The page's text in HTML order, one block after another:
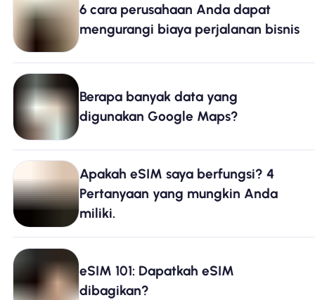
6 cara perusahaan Anda dapat
mengurangi biaya perjalanan bisnis
Berapa banyak data yang
digunakan Google Maps?
Apakah eSIM saya berfungsi? 4
Pertanyaan yang mungkin Anda
miliki.
eSIM 101: Dapatkah eSIM
dibagikan?